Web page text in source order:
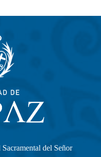
del Señor